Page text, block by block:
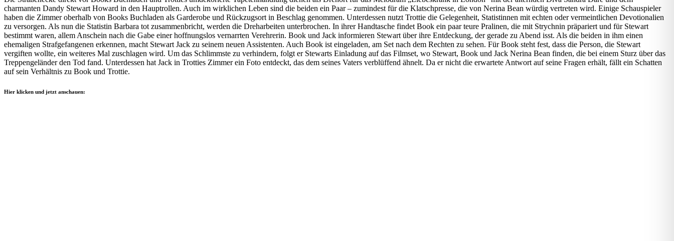
charmanten Dandy Stewart Howard in den Hauptrollen. Auch im wirklichen Leben sind die beiden ein Paar – zumindest für die Klatschpresse, die von Nerina Bean würdig vertreten wird. Einige Schauspieler
haben die Zimmer oberhalb von Books Buchladen als Garderobe und Rückzugsort in Beschlag genommen. Unterdessen nutzt Trottie die Gelegenheit, Statistinnen mit echten oder vermeintlichen Devotionalien
zu versorgen. Als nun die Statistin Barbara tot zusammenbricht, werden die Dreharbeiten unterbrochen. In ihrer Handtasche findet Book ein paar teure Pralinen, die mit Strychnin präpariert und für Stewart
bestimmt waren, allem Anschein nach die Gabe einer hoffnungslos vernarrten Verehrerin. Book und Jack informieren Stewart über ihre Entdeckung, der gerade zu Abend isst. Als die beiden in ihm einen
ehemaligen Strafgefangenen erkennen, macht Stewart Jack zu seinem neuen Assistenten. Auch Book ist eingeladen, am Set nach dem Rechten zu sehen. Für Book steht fest, dass die Person, die Stewart
vergiften wollte, ein weiteres Mal zuschlagen wird. Um das Schlimmste zu verhindern, folgt er Stewarts Einladung auf das Filmset, wo Stewart, Book und Jack Nerina Bean finden, die bei einem Sturz über das
Treppengeländer den Tod fand. Unterdessen hat Jack in Trotties Zimmer ein Foto entdeckt, das dem seines Vaters verblüffend ähnelt. Da er nicht die erwartete Antwort auf seine Fragen erhält, fällt ein Schatten
auf sein Verhältnis zu Book und Trottie.
Hier klicken und jetzt anschauen: